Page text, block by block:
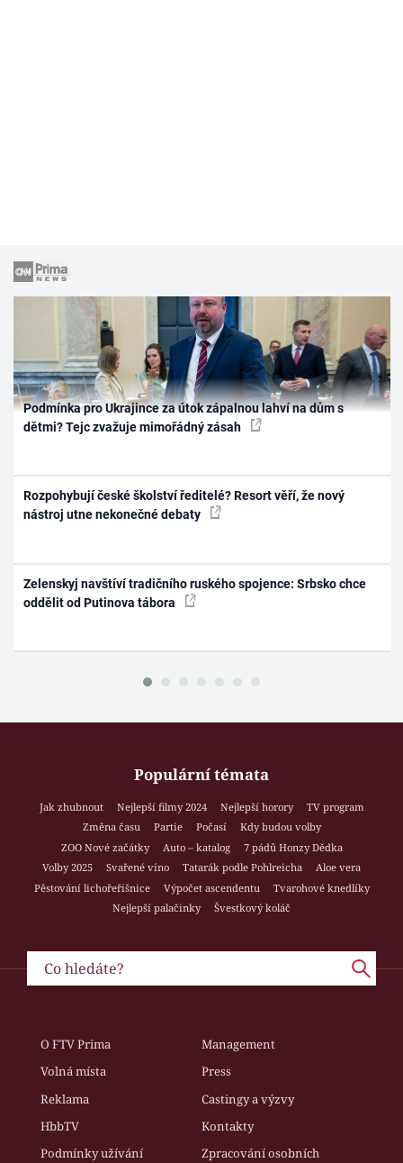
Podmínka pro Ukrajince za útok zápalnou lahví na dům s
dětmi? Tejc zvažuje mimořádný zásah
Rozpohybují české školství ředitelé? Resort věří, že nový
nástroj utne nekonečné debaty
Zelenskyj navštíví tradičního ruského spojence: Srbsko chce
oddělit od Putinova tábora
Populární témata
Jak zhubnout Nejlepší filmy 2024 Nejlepší horory
TV program
Změna času
Partie Počasí
Kdy budou volby
ZOO Nové začátky
Auto – katalog
7 pádů Honzy Dědka
Volby 2025
Svařené víno Tatarák podle Pohlreicha
Aloe vera
Pěstování lichořeřišnice
Výpočet ascendentu
Tvarohové knedlíky
Nejlepší palačinky
Švestkový koláč
O FTV Prima
Management
Volná místa
Press
Reklama
Castingy a výzvy
HbbTV
Kontakty
Podmínky užívání
Zpracování osobních